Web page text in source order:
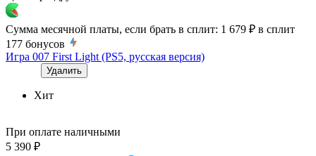
Сумма месячной платы, если брать в сплит: 1 679 ₽ в сплит
177 бонусов
Игра 007 First Light (PS5, русская версия)
Удалить
Хит
При оплате наличными
5 390 ₽